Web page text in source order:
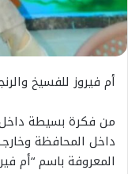
أم فيروز للفسيخ
من فكرة بسيطة
داخل المحافظة
المعروفة باسم “أم